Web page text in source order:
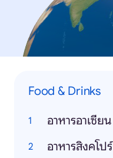
Food & Drinks
อาหารอาเซียน
อาหารสิงคโปร์